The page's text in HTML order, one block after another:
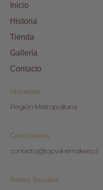
Inicio
Historia
Tienda
Gallería
Contacto
Ubicación
Región Metropolitana
Contáctanos
contacto@topwinemakers.cl
Redes Sociales